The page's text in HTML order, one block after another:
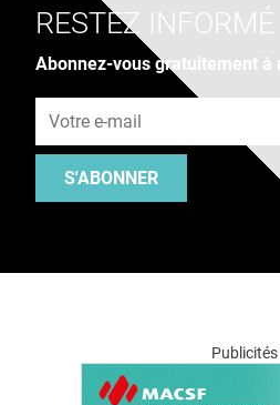
RESTEZ INFORMÉ
Abonnez-vous gratuitement à
S'ABONNER
Publicités